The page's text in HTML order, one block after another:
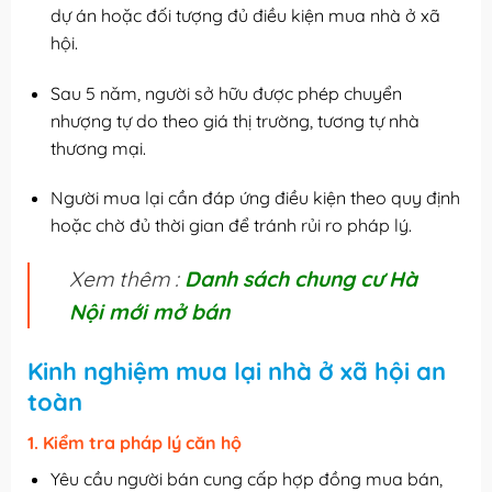
dự án hoặc đối tượng đủ điều kiện mua nhà ở xã
hội.
Sau 5 năm, người sở hữu được phép chuyển
nhượng tự do theo giá thị trường, tương tự nhà
thương mại.
Người mua lại cần đáp ứng điều kiện theo quy định
hoặc chờ đủ thời gian để tránh rủi ro pháp lý.
Xem thêm : Danh sách chung cư Hà
Nội mới mở bán
Kinh nghiệm mua lại nhà ở xã hội an
toàn
1. Kiểm tra pháp lý căn hộ
Yêu cầu người bán cung cấp hợp đồng mua bán,